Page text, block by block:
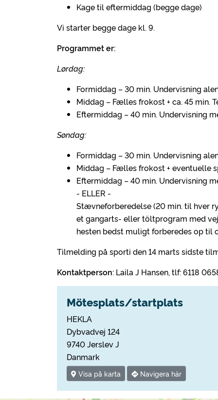
Kage til eftermiddag (begge dage)
Vi starter begge dage kl. 9.
Programmet er:
Lørdag:
Formiddag – 30 min. Undervisning
Middag – Fælles frokost + ca. 45 min.
Eftermiddag – 40 min. Undervisning
Søndag:
Formiddag – 30 min. Undervisning
Middag – Fælles frokost + eventuelle
Eftermiddag – 40 min. Undervisning
- ELLER -
Stævneforberedelse (20 min. til hver
et gangarts- eller töltprogram med
hesten bedst muligt forberedes op til
Tilmelding på sporti den 14 marts sidste
Kontaktperson: Laila J Hansen, tlf: 6118
Mötesplats/startplats
HEKLA
Dybvadvej 124
9740 Jerslev J
Danmark
Visa på karta Navigera här